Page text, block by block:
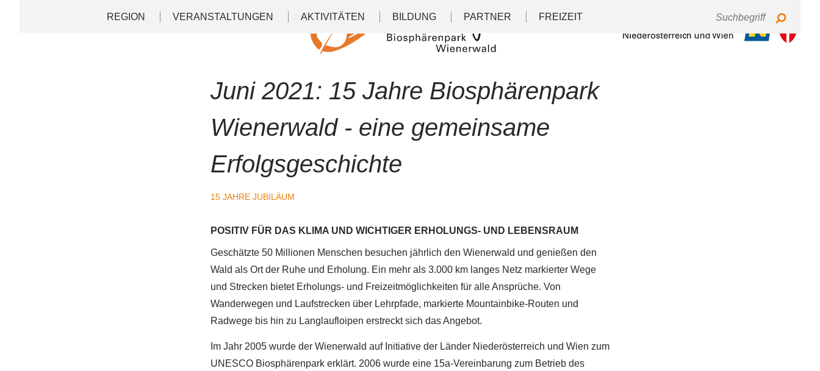
Tastaturbedienung Kontrast
REGION VERANSTALTUNGEN AKTIVITÄTEN BILDUNG PARTNER FREIZEIT
Juni 2021: 15 Jahre Biosphärenpark
Wienerwald - eine gemeinsame
Erfolgsgeschichte
15 JAHRE JUBILÄUM
POSITIV FÜR DAS KLIMA UND WICHTIGER ERHOLUNGS- UND LEBENSRAUM
Geschätzte 50 Millionen Menschen besuchen jährlich den Wienerwald und genießen den
Wald als Ort der Ruhe und Erholung. Ein mehr als 3.000 km langes Netz markierter Wege
und Strecken bietet Erholungs- und Freizeitmöglichkeiten für alle Ansprüche. Von
Wanderwegen und Laufstrecken über Lehrpfade, markierte Mountainbike-Routen und
Radwege bis hin zu Langlaufloipen erstreckt sich das Angebot.
Im Jahr 2005 wurde der Wienerwald auf Initiative der Länder Niederösterreich und Wien zum
UNESCO Biosphärenpark erklärt. 2006 wurde eine 15a-Vereinbarung zum Betrieb des